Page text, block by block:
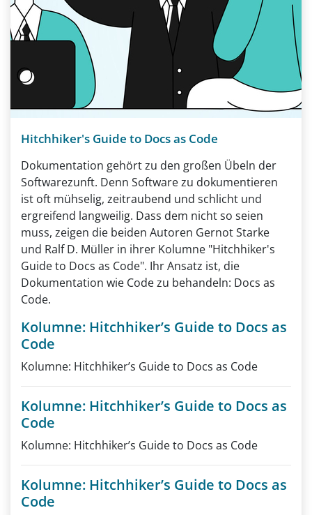
Hitchhiker's Guide to Docs as Code
Dokumentation gehört zu den großen Übeln der
Softwarezunft. Denn Software zu dokumentieren
ist oft mühselig, zeitraubend und schlicht und
ergreifend langweilig. Dass dem nicht so seien
muss, zeigen die beiden Autoren Gernot Starke
und Ralf D. Müller in ihrer Kolumne "Hitchhiker's
Guide to Docs as Code". Ihr Ansatz ist, die
Dokumentation wie Code zu behandeln: Docs as
Code.
Kolumne: Hitchhiker’s Guide to Docs as
Code
Kolumne: Hitchhiker’s Guide to Docs as Code
Kolumne: Hitchhiker’s Guide to Docs as
Code
Kolumne: Hitchhiker’s Guide to Docs as Code
Kolumne: Hitchhiker’s Guide to Docs as
Code